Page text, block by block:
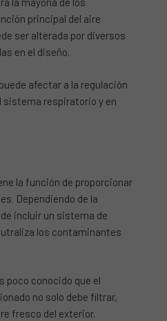
principal del aire
ser alterada por diversos
en el diseño.
afectar a la regulación
sistema respiratorio y en
la función de proporcionar
Dependiendo de la
incluir un sistema de
los contaminantes
poco conocido que el
no solo debe filtrar,
fresco del exterior.